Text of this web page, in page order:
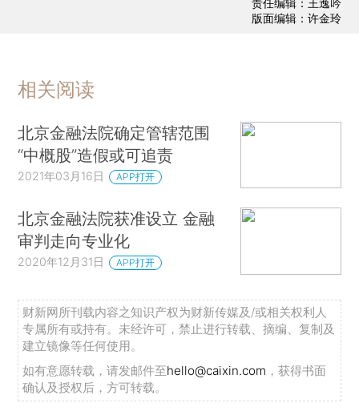
责任编辑：王逸吟
版面编辑：许金玲
相关阅读
北京金融法院确定管辖范围
“中概股”造假或可追责
2021年03月16日 APP打开
北京金融法院获准设立 金融
审判走向专业化
2020年12月31日 APP打开
财新网所刊载内容之知识产权为财新传媒及/或相关权利人
专属所有或持有。未经许可，禁止进行转载、摘编、复制及
建立镜像等任何使用。
如有意愿转载，请发邮件至hello@caixin.com ，获得书面
确认及授权后，方可转载。